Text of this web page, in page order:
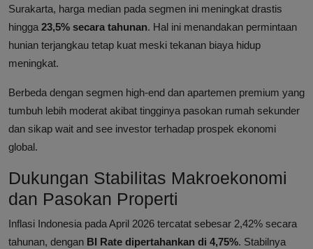
Surakarta, harga median pada segmen ini meningkat drastis
hingga 23,5% secara tahunan. Hal ini menandakan permintaan
hunian terjangkau tetap kuat meski tekanan biaya hidup
meningkat.
Berbeda dengan segmen high-end dan apartemen premium yang
tumbuh lebih moderat akibat tingginya pasokan rumah sekunder
dan sikap wait and see investor terhadap prospek ekonomi
global.
Dukungan Stabilitas Makroekonomi
dan Pasokan Properti
Inflasi Indonesia pada April 2026 tercatat sebesar 2,42% secara
tahunan, dengan BI Rate dipertahankan di 4,75%. Stabilnya